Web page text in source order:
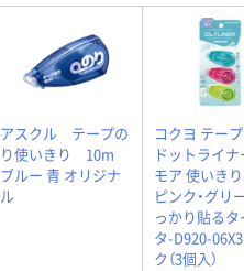
アスクル テープの
り使いきり 10m
ブルー 青 オリジナ
ル
コクヨ テー
ドットライ
モア 使いきり
ピンク・グリ
っかり貼るタ
タ-D920-
ク（3個入）